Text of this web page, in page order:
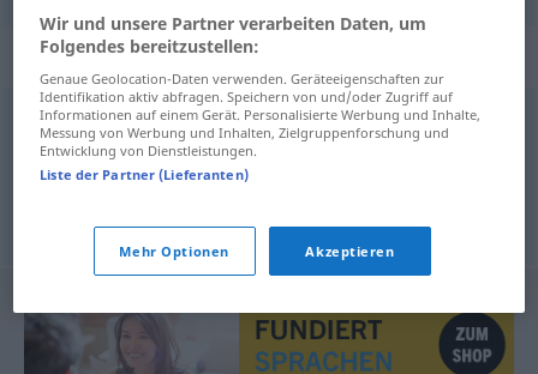
Synonyme für "olbrzymi"
astronomiczny,gigantyczny,kolosalny,mamuci,
monstrualny,monumentalny
© LibreOffice
Wir und unsere Partner verarbeiten Daten, um
Folgendes bereitzustellen:
Genaue Geolocation-Daten verwenden. Geräteeigenschaften zur
Identifikation aktiv abfragen. Speichern von und/oder Zugriff auf
Informationen auf einem Gerät. Personalisierte Werbung und Inhalte,
Messung von Werbung und Inhalten, Zielgruppenforschung und
Entwicklung von Dienstleistungen.
Liste der Partner (Lieferanten)
Mehr Optionen Akzeptieren